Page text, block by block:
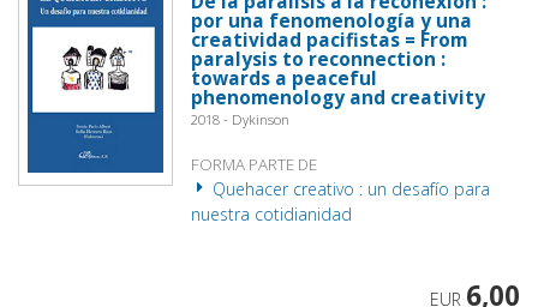
por una fenomenología y una
creatividad pacifistas = From
paralysis to reconnection :
towards a peaceful
phenomenology and creativity
2018 - Dykinson
FORMA PARTE DE
Quehacer creativo : un desafío para
nuestra cotidianidad
EUR 6,00